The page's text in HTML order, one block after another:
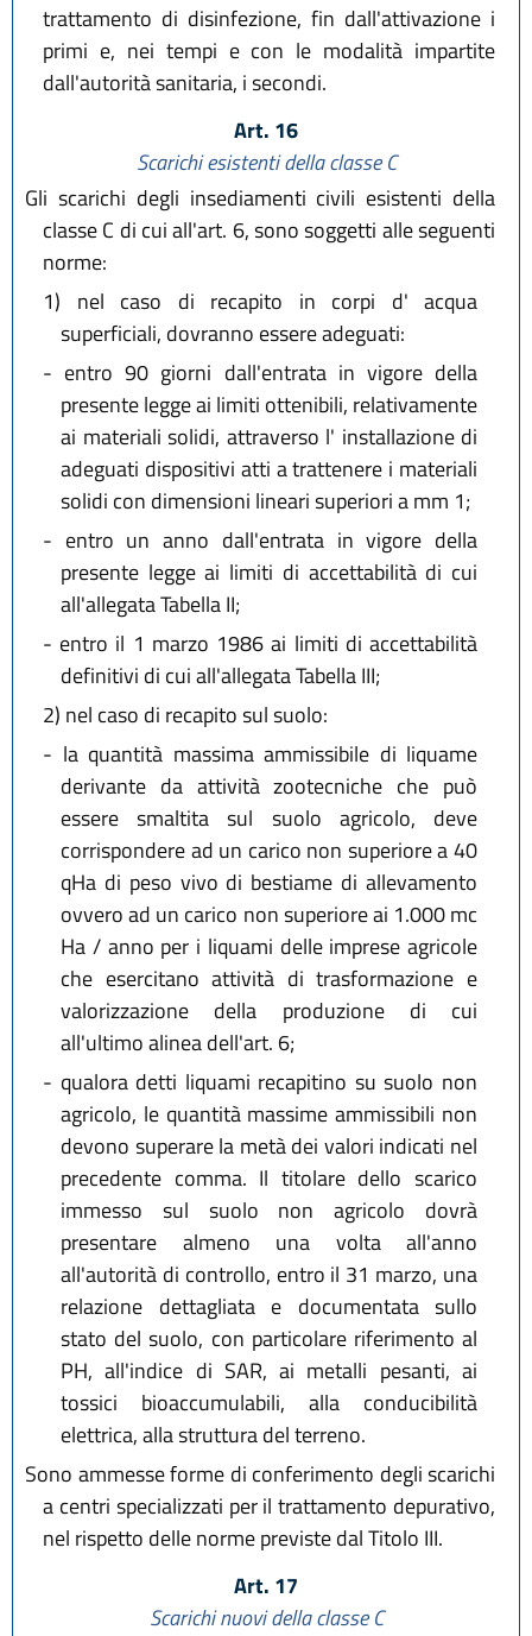
trattamento di disinfezione, fin dall'attivazione i
primi e, nei tempi e con le modalità impartite
dall'autorità sanitaria, i secondi.
Art. 16
Scarichi esistenti della classe C
Gli scarichi degli insediamenti civili esistenti della
classe C di cui all'art. 6, sono soggetti alle seguenti
norme:
1) nel caso di recapito in corpi d' acqua
superficiali, dovranno essere adeguati:
- entro 90 giorni dall'entrata in vigore della
presente legge ai limiti ottenibili, relativamente
ai materiali solidi, attraverso l' installazione di
adeguati dispositivi atti a trattenere i materiali
solidi con dimensioni lineari superiori a mm 1;
- entro un anno dall'entrata in vigore della
presente legge ai limiti di accettabilità di cui
all'allegata Tabella II;
- entro il 1 marzo 1986 ai limiti di accettabilità
definitivi di cui all'allegata Tabella III;
2) nel caso di recapito sul suolo:
- la quantità massima ammissibile di liquame
derivante da attività zootecniche che può
essere smaltita sul suolo agricolo, deve
corrispondere ad un carico non superiore a 40
qHa di peso vivo di bestiame di allevamento
ovvero ad un carico non superiore ai 1.000 mc
Ha / anno per i liquami delle imprese agricole
che esercitano attività di trasformazione e
valorizzazione della produzione di cui
all'ultimo alinea dell'art. 6;
- qualora detti liquami recapitino su suolo non
agricolo, le quantità massime ammissibili non
devono superare la metà dei valori indicati nel
precedente comma. Il titolare dello scarico
immesso sul suolo non agricolo dovrà
presentare almeno una volta all'anno
all'autorità di controllo, entro il 31 marzo, una
relazione dettagliata e documentata sullo
stato del suolo, con particolare riferimento al
PH, all'indice di SAR, ai metalli pesanti, ai
tossici bioaccumulabili, alla conducibilità
elettrica, alla struttura del terreno.
Sono ammesse forme di conferimento degli scarichi
a centri specializzati per il trattamento depurativo,
nel rispetto delle norme previste dal Titolo III.
Art. 17
Scarichi nuovi della classe C